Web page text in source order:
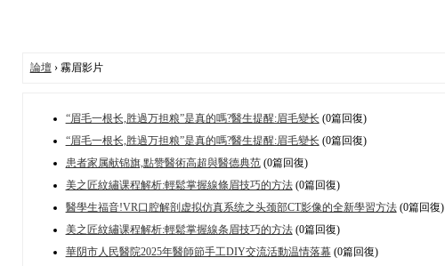
論壇› 霧眉影片
“眉毛一根长,胜過万担粮”是真的嗎?醫生提醒:眉毛變长 (0篇回復)
“眉毛一根长,胜過万担粮”是真的嗎?醫生提醒:眉毛變长 (0篇回復)
患者家属献锦旗,點赞醫術高超與醫德典范(0篇回復)
美之匠紋繡课程解析:輕鬆掌握線條眉技巧的方法(0篇回復)
醫學生福音!VR口腔解剖虚拟仿真系统之头颈部CT影像的全新學習方法(0篇回復)
美之匠紋繡课程解析:輕鬆掌握線条眉技巧的方法(0篇回復)
華阴市人民醫院2025年醫師節手工DIY交流活動温情落幕(0篇回復)